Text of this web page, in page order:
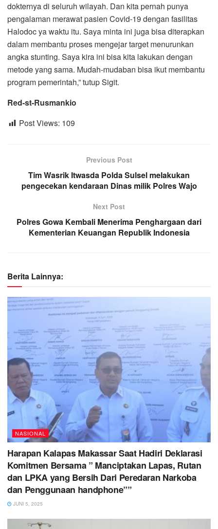
dokternya di seluruh wilayah. Dan kita pernah punya
pengalaman merawat pasien Covid-19 dengan fasilitas
Halodoc ya waktu itu. Saya minta ini juga bisa diterapkan
dalam membantu proses mengejar target menurunkan
angka stunting. Saya kira ini bisa kita lakukan dengan
metode yang sama. Mudah-mudaban bisa ikut membantu
program pemerintah,” tutup Sigit.
Red-st-Rusmankio
Post Views: 109
Previous Post
Tim Wasrik Itwasda Polda Sulsel melakukan
pengecekan kendaraan Dinas milik Polres Wajo
Next Post
Polres Gowa Kembali Menerima Penghargaan dari
Kementerian Keuangan Republik Indonesia
Berita Lainnya:
NASIONAL
Harapan Kalapas Makassar Saat Hadiri Deklarasi
Komitmen Bersama ” Manciptakan Lapas, Rutan
dan LPKA yang Bersih Dari Peredaran Narkoba
dan Penggunaan handphone””
JUNI 5, 2025